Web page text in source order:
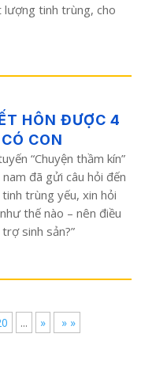
tinh trùng, cho
HÔN ĐƯỢC 4
CON
“Chuyện thầm kín”
đã gửi câu hỏi đến
trùng yếu, xin hỏi
thế nào – nên điều
sinh sản?”
... » » »